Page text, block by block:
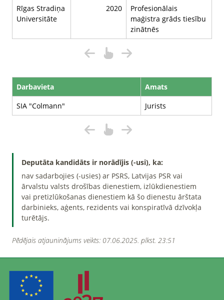
Rīgas Stradiņa
Universitāte
2020
Profesionālais
maģistra grāds tiesību
zinātnēs
Darbavieta
Amats
SIA "Colmann"
Jurists
Deputāta kandidāts ir norādījis (-usi), ka:
nav sadarbojies (-usies) ar PSRS, Latvijas PSR vai
ārvalstu valsts drošības dienestiem, izlūkdienestiem
vai pretizlūkošanas dienestiem kā šo dienestu ārštata
darbinieks, aģents, rezidents vai konspiratīvā dzīvokļa
turētājs.
Pēdējais atjauninājums veikts: 07.06.2025. plkst. 23:51